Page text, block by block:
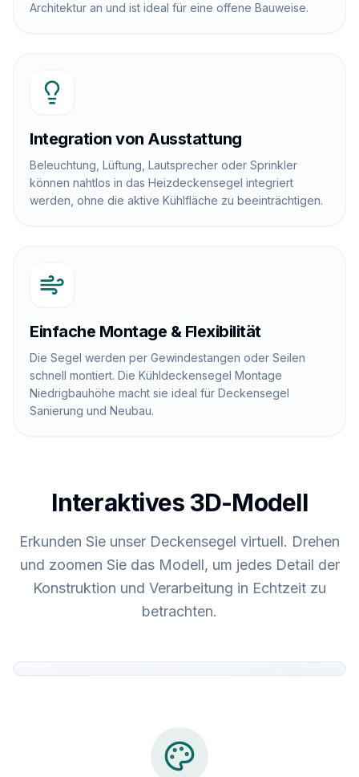
Architektur an und ist ideal für eine offene Bauweise.
Integration von Ausstattung
Beleuchtung, Lüftung, Lautsprecher oder Sprinkler
können nahtlos in das Heizdeckensegel integriert
werden, ohne die aktive Kühlfläche zu beeinträchtigen.
Einfache Montage & Flexibilität
Die Segel werden per Gewindestangen oder Seilen
schnell montiert. Die Kühldeckensegel Montage
Niedrigbauhöhe macht sie ideal für Deckensegel
Sanierung und Neubau.
Interaktives 3D-Modell
Erkunden Sie unser Deckensegel virtuell. Drehen
und zoomen Sie das Modell, um jedes Detail der
Konstruktion und Verarbeitung in Echtzeit zu
betrachten.